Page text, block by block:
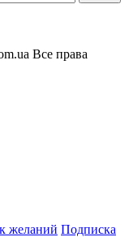
Все права
желаний Подписка